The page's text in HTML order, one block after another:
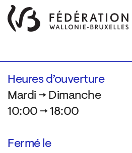
Heures d’ouverture
Mardi → Dimanche
10:00 → 18:00
Fermé le